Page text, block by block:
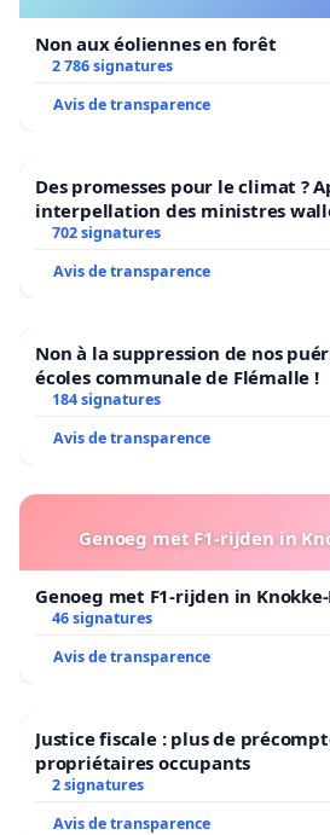
Non aux éoliennes en forêt
2 786 signatures
Avis de transparence
Des promesses pour le climat ?
interpellation des ministres
l’environnement.
702 signatures
Avis de transparence
Non à la suppression de nos
écoles communale de Flémalle !
184 signatures
Avis de transparence
Genoeg met F1-rijden in
Genoeg met F1-rijden in
46 signatures
Avis de transparence
Justice fiscale : plus de
propriétaires occupants
2 signatures
Avis de transparence